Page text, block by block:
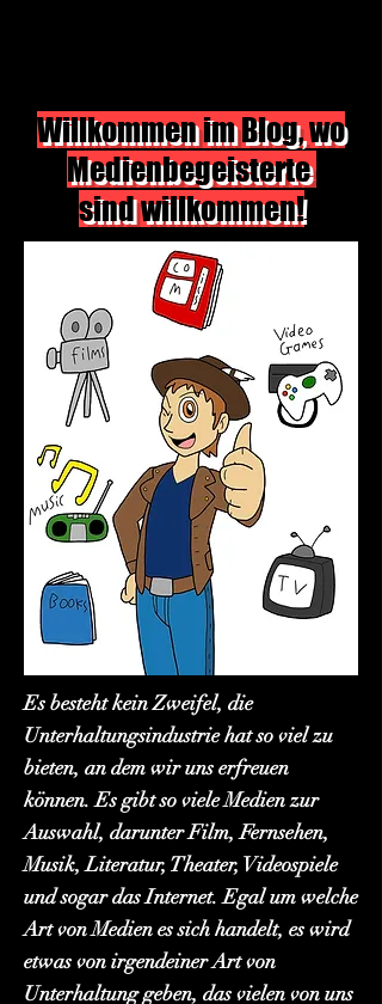
Willkommen im Blog, wo
Medienbegeisterte
sind willkommen!
Es besteht kein Zweifel, die
Unterhaltungsindustrie hat so viel zu
bieten, an dem wir uns erfreuen
können. Es gibt so viele Medien zur
Auswahl, darunter Film, Fernsehen,
Musik, Literatur, Theater, Videospiele
und sogar das Internet. Egal um welche
Art von Medien es sich handelt, es wird
etwas von irgendeiner Art von
Unterhaltung geben, das vielen von uns